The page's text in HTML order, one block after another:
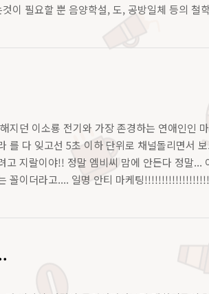
이 필요할 뿐 음양학설, 도, 공방일체 등의
지던 이소룡 전기와 가장 존경하는 연애인인
를 다 잊고선 5초 이하 단위로 채널돌리면서
고 지랄이야!! 정말 엠비씨 맘에 안든다 정말
꼴이더라고.... 일명 안티 마케팅